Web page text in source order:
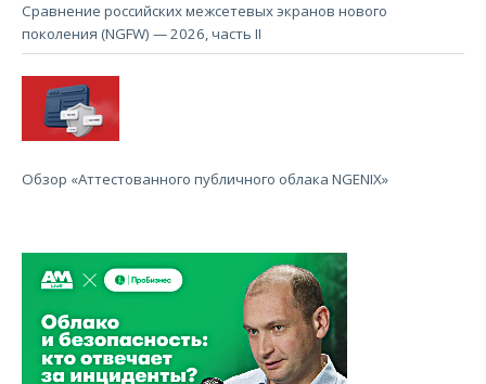
Сравнение российских межсетевых экранов нового
поколения (NGFW) — 2026, часть II
Обзор «Аттестованного публичного облака NGENIX»